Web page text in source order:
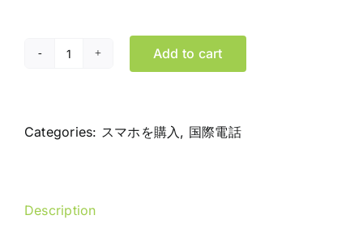
国
話
Add to cart
Categories: スマホを購入, 国際電話
Description